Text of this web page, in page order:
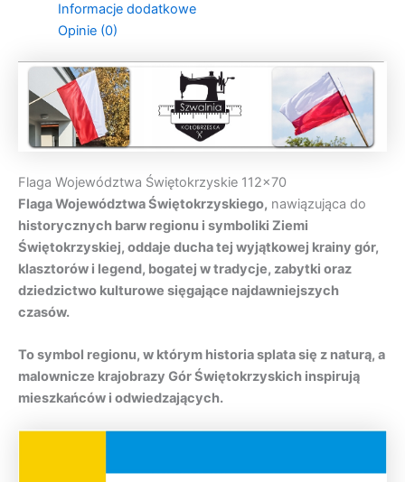
Informacje dodatkowe
Opinie (0)
Flaga Województwa Świętokrzyskie 112×70
Flaga Województwa Świętokrzyskiego, nawiązująca do
historycznych barw regionu i symboliki Ziemi
Świętokrzyskiej, oddaje ducha tej wyjątkowej krainy gór,
klasztorów i legend, bogatej w tradycje, zabytki oraz
dziedzictwo kulturowe sięgające najdawniejszych
czasów.
To symbol regionu, w którym historia splata się z naturą, a
malownicze krajobrazy Gór Świętokrzyskich inspirują
mieszkańców i odwiedzających.